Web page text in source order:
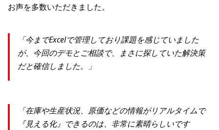
お声を多数いただきました。
「今までExcelで管理しており課題を感じていました
が、今回のデモとご相談で、まさに探していた解決策
だと確信しました。」
「在庫や生産状況、原価などの情報がリアルタイムで
『見える化』できるのは、非常に素晴らしいです